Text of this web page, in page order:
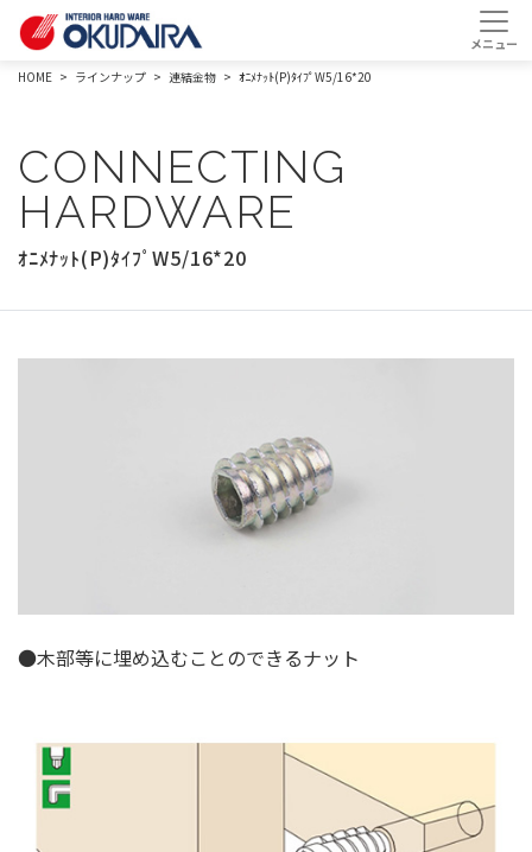
HOME ラインナップ 連結金物 ｵﾆﾒﾅｯﾄ(P)ﾀｲﾌﾟW5/16*20
CONNECTING
HARDWARE
ｵﾆﾒﾅｯﾄ(P)ﾀｲﾌﾟW5/16*20
●木部等に埋め込むことのできるナット